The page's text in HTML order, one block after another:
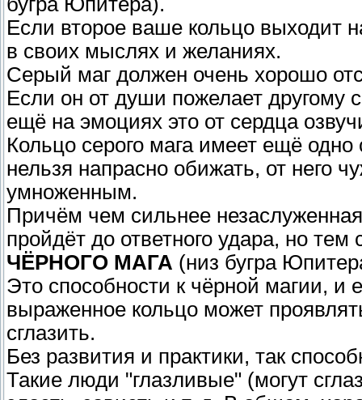
Если второе ваше кольцо выходит
в своих мыслях и желаниях.
Серый маг должен очень хорошо
Если он от души пожелает другому
ещё на эмоциях это от сердца
Кольцо серого мага имеет ещё одно
нельзя напрасно обижать, от него
умноженным.
Причём чем сильнее
пройдёт до ответного удара, но тем
ЧЁРНОГО МАГА (низ бугра
Это способности к чёрной магии, и
выраженное кольцо может
сглазить.
Без развития и практики, так
Такие люди "глазливые" (могут